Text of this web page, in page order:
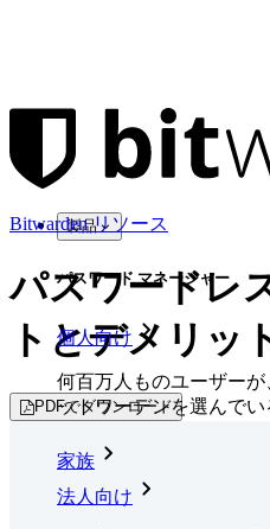
製品
パスワード マネージャー
個人向け
何百万人ものユーザー
ットワーデンを選んでい
家族
法人向け
Bitwarden リソース
パスワードレ
トとデメリッ
PDFでダウンロード